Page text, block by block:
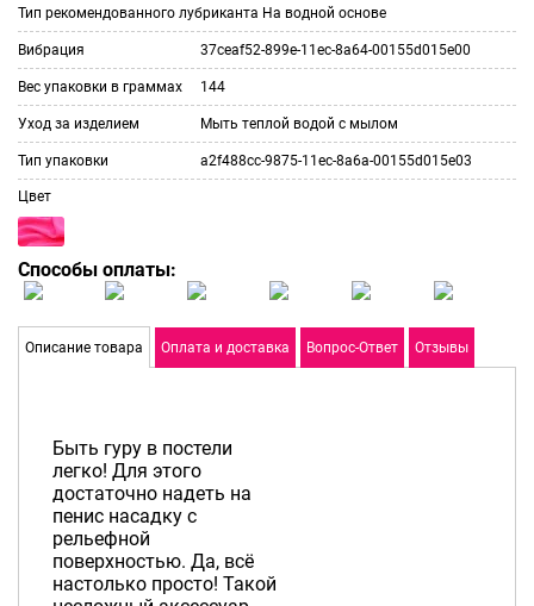
Тип рекомендованного лубриканта На водной основе
Вибрация 37ceaf52-899e-11ec-8a64-00155d015e00
Вес упаковки в граммах 144
Уход за изделием Мыть теплой водой с мылом
Тип упаковки a2f488cc-9875-11ec-8a6a-00155d015e03
Цвет
Способы оплаты:
Описание товара Оплата и доставка Вопрос-Ответ Отзывы
Быть гуру в постели
легко! Для этого
достаточно надеть на
пенис насадку с
рельефной
поверхностью. Да, всё
настолько просто! Такой